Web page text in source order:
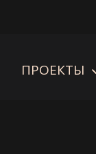
ПРОЕКТЫ